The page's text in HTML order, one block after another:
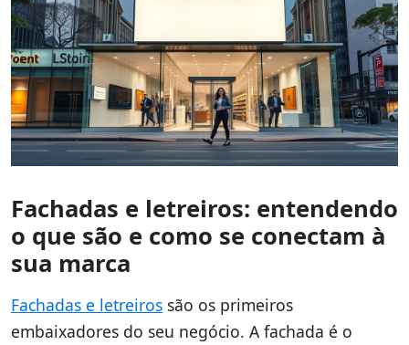
Fachadas e letreiros: entendendo
o que são e como se conectam à
sua marca
Fachadas e letreiros são os primeiros
embaixadores do seu negócio. A fachada é o